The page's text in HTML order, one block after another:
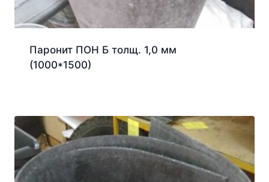
Паронит ПОН Б толщ. 1,0 мм
(1000*1500)